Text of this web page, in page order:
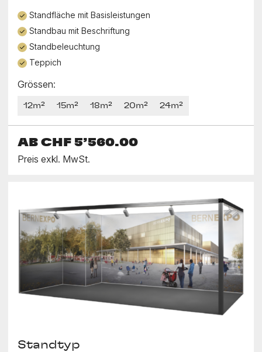
Standfläche mit Basisleistungen
Standbau mit Beschriftung
Standbeleuchtung
Teppich
Grössen:
12m² 15m² 18m² 20m² 24m²
AB CHF 5’560.00
Preis exkl. MwSt.
Standtyp